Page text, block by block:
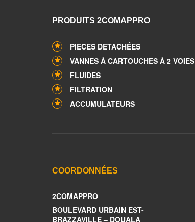
PRODUITS 2COMAPPRO
PIECES DETACHÉES
VANNES À CARTOUCHES À 2 VOIES
FLUIDES
FILTRATION
ACCUMULATEURS
COORDONNÉES
2COMAPPRO
BOULEVARD URBAIN EST-
BRAZZAVILLE – DOUALA